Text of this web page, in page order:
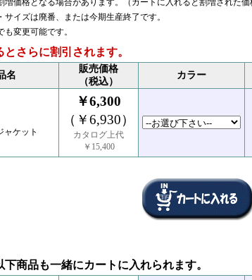
価格となる場合があります。（カートに入れると割増された価
イズは廃番、または今期生産終了です。
変更可能です。
さらに割引されます。
名
販売価格
（税込）
カラー
ャケット
￥6,300
（￥6,930）
カタログ上代
￥15,400
下商品も一緒にカートに入れられます。